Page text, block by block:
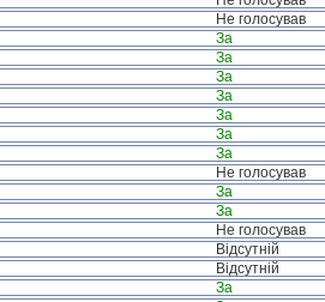
Не голосував
За
За
За
За
За
За
За
Не голосував
За
За
Не голосував
Відсутній
Відсутній
За